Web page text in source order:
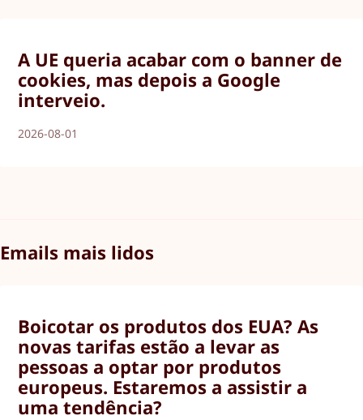
A UE queria acabar com o banner de
cookies, mas depois a Google
interveio.
2026-08-01
Emails mais lidos
Boicotar os produtos dos EUA? As
novas tarifas estão a levar as
pessoas a optar por produtos
europeus. Estaremos a assistir a
uma tendência?